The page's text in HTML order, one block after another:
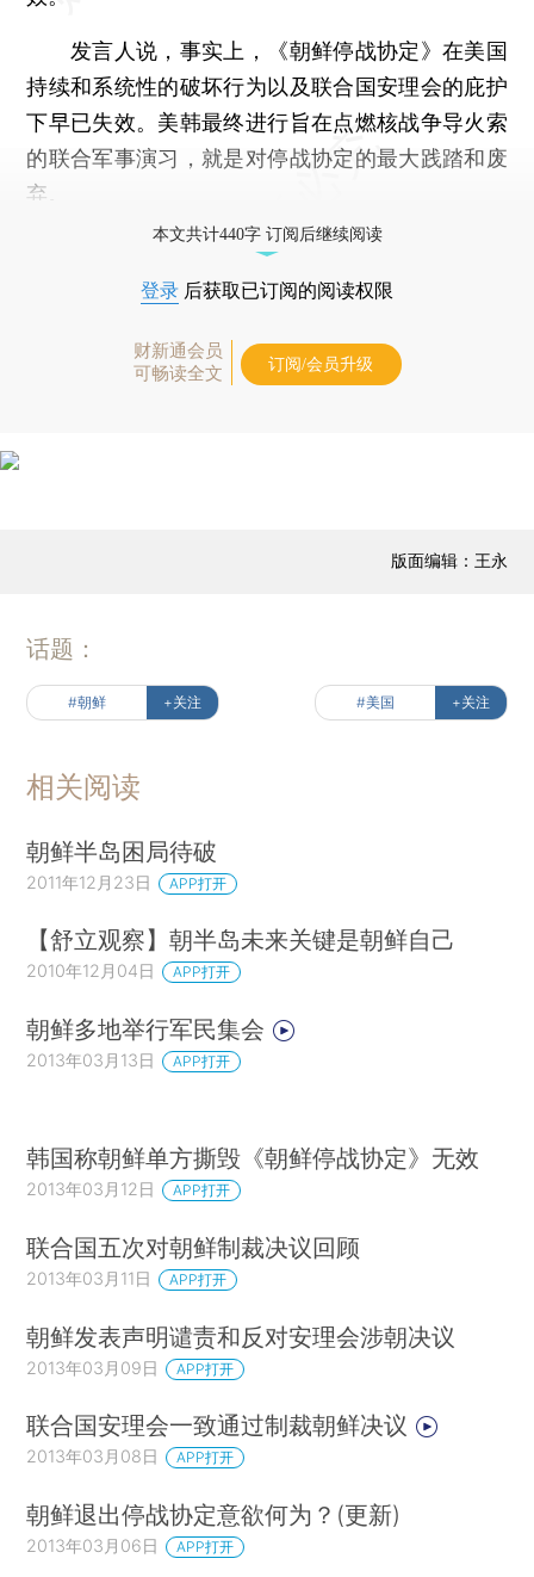
发言人说，事实上，《朝鲜停战协定》在美国
持续和系统性的破坏行为以及联合国安理会的庇护
下早已失效。美韩最终进行旨在点燃核战争导火索
的联合军事演习，就是对停战协定的最大践踏和废
弃。
本文共计440字 订阅后继续阅读
登录 后获取已订阅的阅读权限
财新通会员
可畅读全文
订阅/会员升级
版面编辑：王永
话题：
#朝鲜 +关注 #美国 +关注
相关阅读
朝鲜半岛困局待破
2011年12月23日 APP打开
【舒立观察】朝半岛未来关键是朝鲜自己
2010年12月04日 APP打开
朝鲜多地举行军民集会
2013年03月13日 APP打开
韩国称朝鲜单方撕毁《朝鲜停战协定》无效
2013年03月12日 APP打开
联合国五次对朝鲜制裁决议回顾
2013年03月11日 APP打开
朝鲜发表声明谴责和反对安理会涉朝决议
2013年03月09日 APP打开
联合国安理会一致通过制裁朝鲜决议
2013年03月08日 APP打开
朝鲜退出停战协定意欲何为？(更新)
2013年03月06日 APP打开